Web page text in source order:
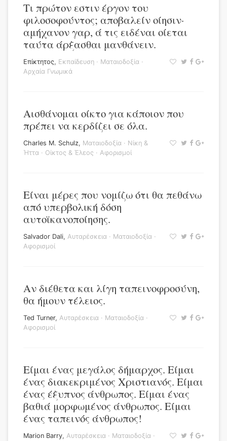
Τι πρώτον εστιν έργον του
φιλοσοφούντος; αποβαλείν οίησιν·
αμήχανον γαρ, ά τις ειδέναι οίεται
ταύτα άρξασθαι μανθάνειν.
Επίκτητος, Εκπαίδευση · Ματαιοδοξία ·
Αρχαία Γνωμικά
Αισθάνομαι οίκτο για κάποιον που
πρέπει να κερδίζει σε όλα.
Charles M. Schulz, Ματαιοδοξία · Νίκη &
Ήττα · Οίκτος & Έλεος · Αφορισμοί
Είναι μέρες που νομίζω ότι θα πεθάνω
από υπερβολική δόση
αυτοϊκανοποίησης.
Salvador Dali, Αυταρέσκεια · Ματαιοδοξία ·
Αφορισμοί
Αν διέθετα και λίγη ταπεινοφροσύνη,
θα ήμουν τέλειος.
Ted Turner, Αυταρέσκεια · Ματαιοδοξία ·
Αφορισμοί
Είμαι ένας μεγάλος δήμαρχος. Είμαι
ένας διακεκριμένος Χριστιανός. Είμαι
ένας έξυπνος άνθρωπος. Είμαι ένας
βαθιά μορφωμένος άνθρωπος. Είμαι
ένας ταπεινός άνθρωπος!
Marion Barry, Αυταρέσκεια · Ματαιοδοξία ·